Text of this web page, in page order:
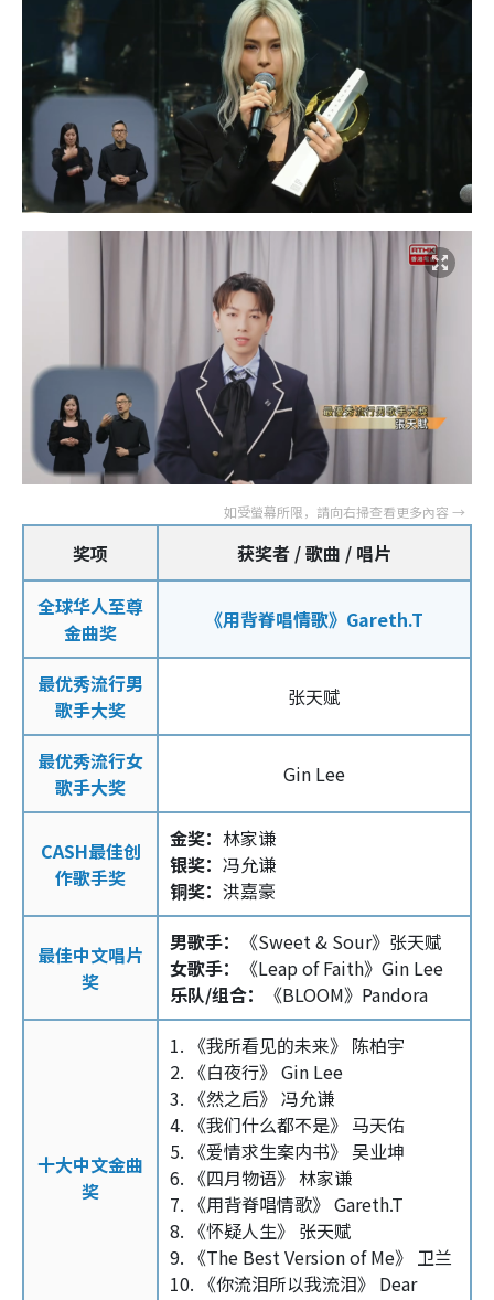
奖项
获奖者 / 歌曲 / 唱片
全球华人至尊
金曲奖
《用背脊唱情歌》Gareth.T
最优秀流行男
歌手大奖
张天赋
最优秀流行女
歌手大奖
Gin Lee
CASH最佳创
作歌手奖
金奖： 林家谦
银奖： 冯允谦
铜奖： 洪嘉豪
最佳中文唱片
奖
男歌手：
《Sweet & Sour》张天赋
女歌手：
《Leap of Faith》Gin Lee
乐队/组合：
《BLOOM》Pandora
十大中文金曲
奖
1. 《我所看见的未来》 陈柏宇
2. 《白夜行》 Gin Lee
3. 《然之后》 冯允谦
4. 《我们什么都不是》 马天佑
5. 《爱情求生案内书》 吴业坤
6. 《四月物语》 林家谦
7. 《用背脊唱情歌》 Gareth.T
8. 《怀疑人生》 张天赋
9. 《The Best Version of Me》 卫兰
10. 《你流泪所以我流泪》 Dear